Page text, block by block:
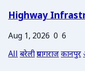
Highway
Aug 1, 2026 0 6
Allबरेलीप्रयागराजकानपुर